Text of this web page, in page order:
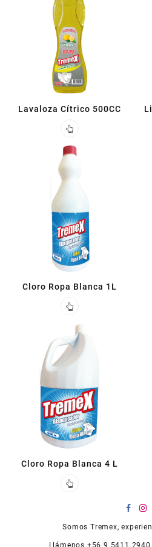
Lavaloza Cítrico 500CC
Cloro Ropa Blanca 1L
Cloro Ropa Blanca 4 L
Somos Tremex,